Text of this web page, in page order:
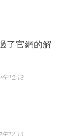
了官網的解
午12:13
午12:14